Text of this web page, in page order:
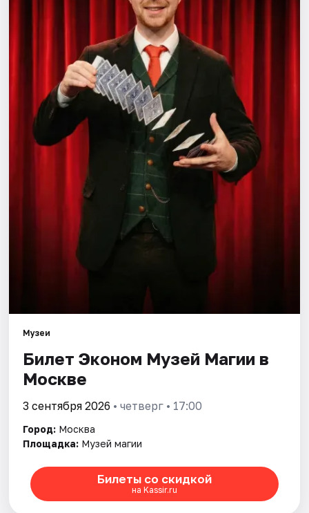
Города
Музеи
Билет Эконом Музей Магии в
Москве
3 сентября 2026 • четверг • 17:00
Город: Москва
Площадка: Музей магии
Билеты со скидкой
на Kassir.ru